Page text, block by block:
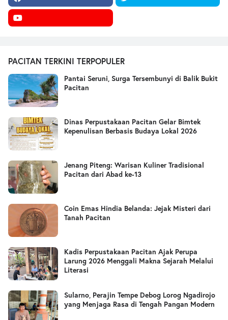
PACITAN TERKINI TERPOPULER
Pantai Seruni, Surga Tersembunyi di Balik Bukit
Pacitan
Dinas Perpustakaan Pacitan Gelar Bimtek
Kepenulisan Berbasis Budaya Lokal 2026
Jenang Piteng: Warisan Kuliner Tradisional
Pacitan dari Abad ke-13
Coin Emas Hindia Belanda: Jejak Misteri dari
Tanah Pacitan
Kadis Perpustakaan Pacitan Ajak Perupa
Larung 2026 Menggali Makna Sejarah Melalui
Literasi
Sularno, Perajin Tempe Debog Lorog Ngadirojo
yang Menjaga Rasa di Tengah Pangan Modern